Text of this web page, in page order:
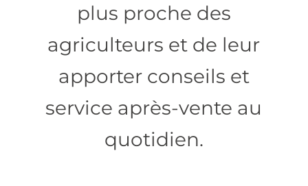
plus proche des
agriculteurs et de leur
apporter conseils et
service après-vente au
quotidien.